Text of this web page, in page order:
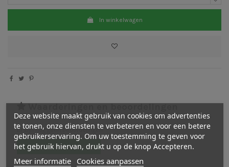
In winkelwagen
Waarderingen en beoordelingen
Er zijn nog geen beoordelingen
Schrijf een beoordeling
Deze website maakt gebruik van cookies om advertenties
te tonen, onze diensten te verbeteren en voor een betere
gebruikerservaring. Om uw toestemming te geven voor
het gebruik hiervan, drukt u op de knop Accepteren.
Meer informatie Cookies aanpassen